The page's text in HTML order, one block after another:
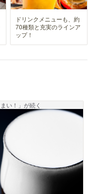
ドリンクメニューも、約
70種類と充実のラインア
ップ！